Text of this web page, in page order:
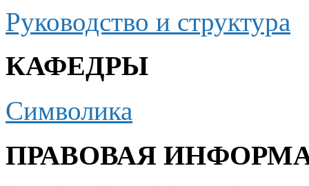
Руководство и структура
КАФЕДРЫ
Символика
ПРАВОВАЯ